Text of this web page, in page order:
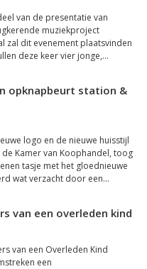
van de presentatie van
muziekproject
zal dit evenement plaatsvinden
deze keer vier jonge,...
opknapbeurt station &
logo en de nieuwe huisstijl
Kamer van Koophandel, toog
tasje met het gloednieuwe
wat verzacht door een...
van een overleden kind
van een Overleden Kind
een